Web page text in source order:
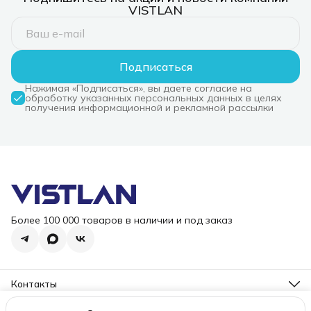
VISTLAN
Подписаться
Нажимая «Подписаться», вы даете согласие на
обработку указанных персональных данных в целях
получения информационной и рекламной рассылки
Более 100 000 товаров в наличии и под заказ
Контакты
Режим работы